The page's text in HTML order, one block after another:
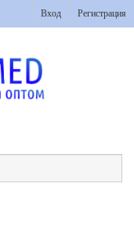
Вход Регистрация